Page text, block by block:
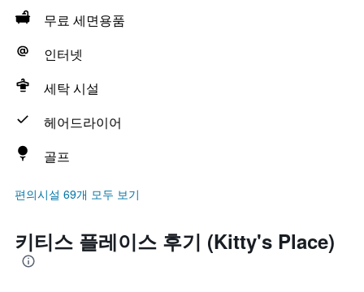
무료 세면용품
인터넷
세탁 시설
헤어드라이어
골프
편의시설 69개 모두 보기
키티스 플레이스 후기 (Kitty's Place)